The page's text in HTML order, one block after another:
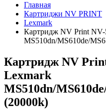
Главная
Картриджи NV PRINT
Lexmark
Картридж NV Print NV-
MS510dn/MS610de/
Картридж NV
Lexmark
MS510dn/
(20000k)